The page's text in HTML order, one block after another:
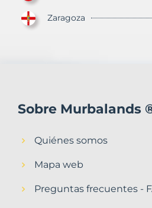
Zaragoza
Sobre Murbalands
Quiénes somos
Mapa web
Preguntas frecuentes -